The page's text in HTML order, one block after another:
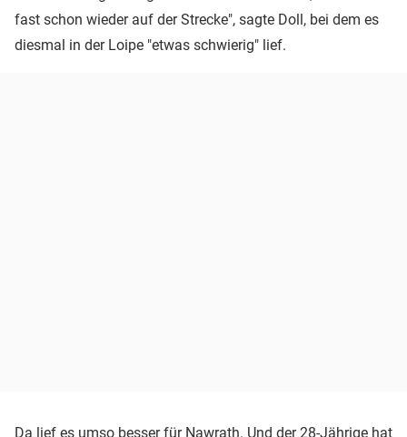
fast schon wieder auf der Strecke", sagte Doll, bei dem es
diesmal in der Loipe "etwas schwierig" lief.
Da lief es umso besser für Nawrath. Und der 28-Jährige hat